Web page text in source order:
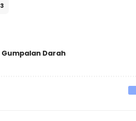
3
Gumpalan Darah